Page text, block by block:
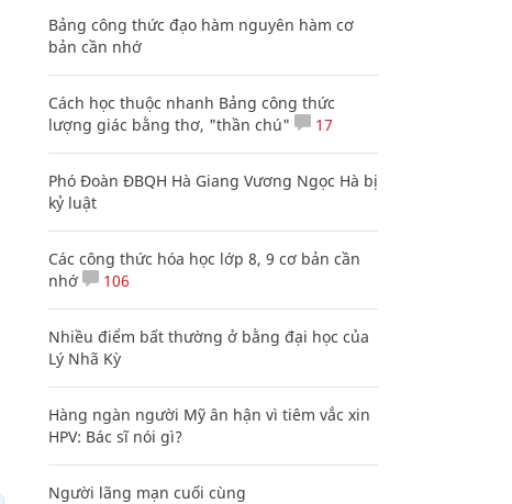
Bảng công thức đạo hàm nguyên hàm cơ
bản cần nhớ
Cách học thuộc nhanh Bảng công thức
lượng giác bằng thơ, "thần chú"
17
Phó Đoàn ĐBQH Hà Giang Vương Ngọc Hà bị
kỷ luật
Các công thức hóa học lớp 8, 9 cơ bản cần
nhớ
106
Nhiều điểm bất thường ở bằng đại học của
Lý Nhã Kỳ
Hàng ngàn người Mỹ ân hận vì tiêm vắc xin
HPV: Bác sĩ nói gì?
Người lãng mạn cuối cùng